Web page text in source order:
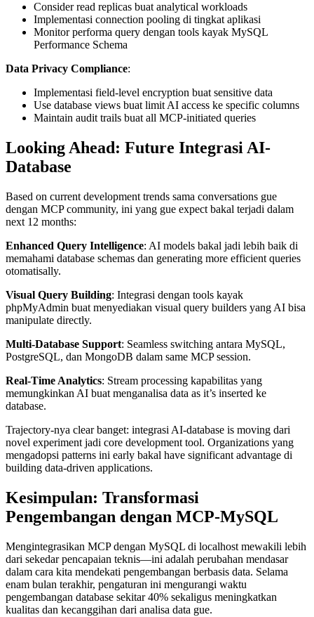
Consider read replicas buat analytical workloads
Implementasi connection pooling di tingkat aplikasi
Monitor performa query dengan tools kayak MySQL
Performance Schema
Data Privacy Compliance:
Implementasi field-level encryption buat sensitive data
Use database views buat limit AI access ke specific columns
Maintain audit trails buat all MCP-initiated queries
Looking Ahead: Future Integrasi AI-
Database
Based on current development trends sama conversations gue
dengan MCP community, ini yang gue expect bakal terjadi dalam
next 12 months:
Enhanced Query Intelligence: AI models bakal jadi lebih baik di
memahami database schemas dan generating more efficient queries
otomatisally.
Visual Query Building: Integrasi dengan tools kayak
phpMyAdmin buat menyediakan visual query builders yang AI bisa
manipulate directly.
Multi-Database Support: Seamless switching antara MySQL,
PostgreSQL, dan MongoDB dalam same MCP session.
Real-Time Analytics: Stream processing kapabilitas yang
memungkinkan AI buat menganalisa data as it’s inserted ke
database.
Trajectory-nya clear banget: integrasi AI-database is moving dari
novel experiment jadi core development tool. Organizations yang
mengadopsi patterns ini early bakal have significant advantage di
building data-driven applications.
Kesimpulan: Transformasi
Pengembangan dengan MCP-MySQL
Mengintegrasikan MCP dengan MySQL di localhost mewakili lebih
dari sekedar pencapaian teknis—ini adalah perubahan mendasar
dalam cara kita mendekati pengembangan berbasis data. Selama
enam bulan terakhir, pengaturan ini mengurangi waktu
pengembangan database sekitar 40% sekaligus meningkatkan
kualitas dan kecanggihan dari analisa data gue.